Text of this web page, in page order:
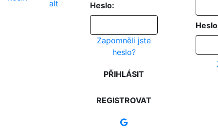
Heslo:
Zapomněli jste
heslo?
PŘIHLÁSIT
REGISTROVAT